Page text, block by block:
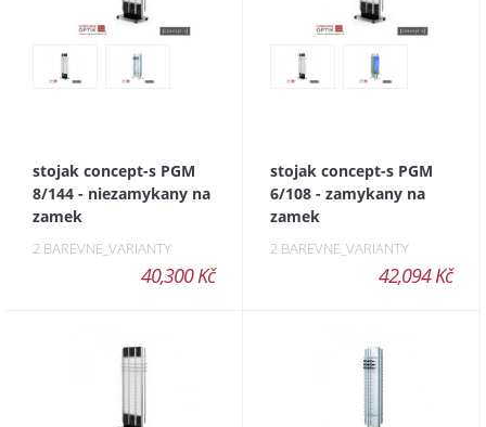
stojak concept-s PGM
8/144 - niezamykany na
zamek
2 BAREVNE_VARIANTY
40,300 Kč
stojak concept-s PGM
6/108 - zamykany na
zamek
2 BAREVNE_VARIANTY
42,094 Kč